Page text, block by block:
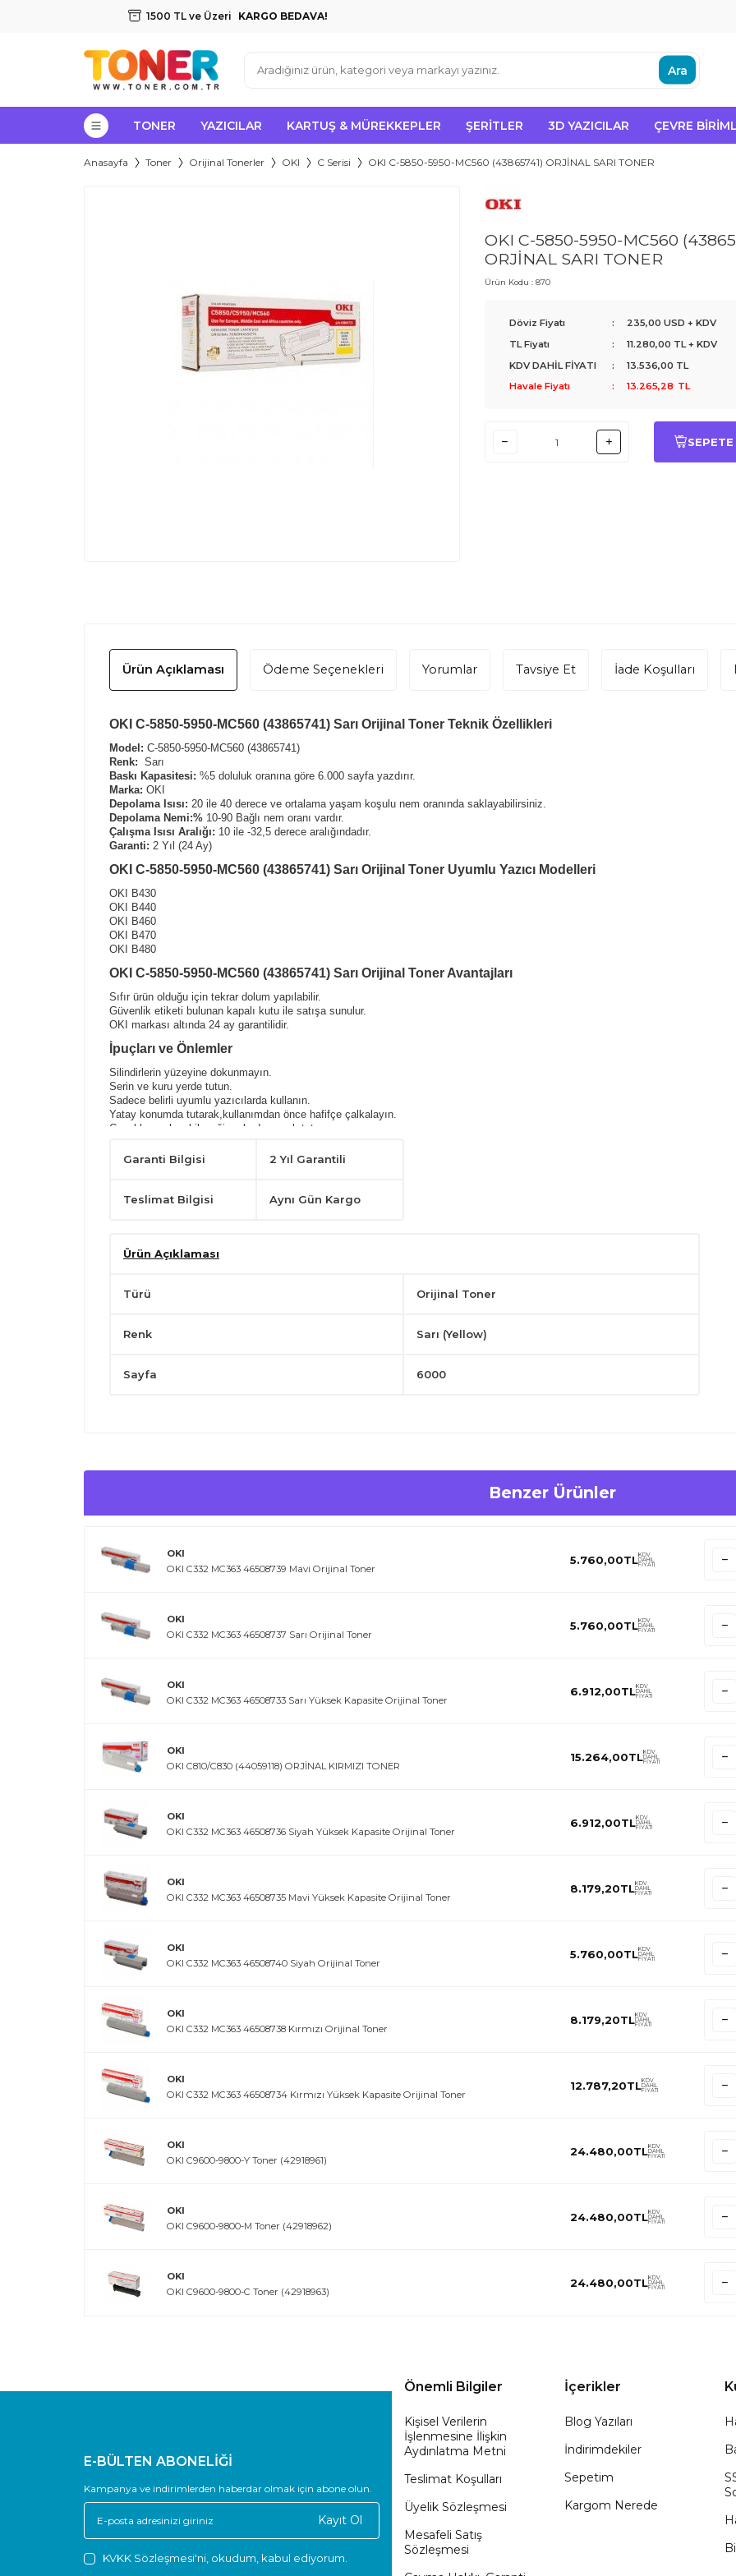
1500 TL ve Üzeri KARGO BEDAVA!
Ara
TONER YAZICILAR KARTUŞ & MÜREKKEPLER ŞERITLER 3D YAZICILAR ÇEVRE
Anasayfa Toner Orijinal Tonerler OKI C Serisi OKI C-5850-5950-MC560 (43865741) ORJİNAL SARI TONER
OKI C-5850-5950-MC560
ORJİNAL SARI TONER
Ürün Kodu : 870
Döviz Fiyatı :
235,00 USD + KDV
TL Fiyatı
: 11.280,00 TL + KDV
KDV DAHİL FİYATI
: 13.536,00 TL
Havale Fiyatı
: 13.265,28 TL
SEPETE
Ürün Açıklaması Ödeme Seçenekleri Yorumlar Tavsiye Et İade Koşulları
OKI C-5850-5950-MC560 (43865741) Sarı Orijinal Toner Teknik Özellikleri
Model: C-5850-5950-MC560 (43865741)
Renk: Sarı
Baskı Kapasitesi: %5 doluluk oranına göre 6.000 sayfa yazdırır.
Marka: OKI
Depolama Isısı: 20 ile 40 derece ve ortalama yaşam koşulu nem oranında saklayabilirsiniz.
Depolama Nemi:% 10-90 Bağlı nem oranı vardır.
Çalışma Isısı Aralığı: 10 ile -32,5 derece aralığındadır.
Garanti: 2 Yıl (24 Ay)
OKI C-5850-5950-MC560 (43865741) Sarı Orijinal Toner Uyumlu Yazıcı Modelleri
OKI B430
OKI B440
OKI B460
OKI B470
OKI B480
OKI C-5850-5950-MC560 (43865741) Sarı Orijinal Toner Avantajları
Sıfır ürün olduğu için tekrar dolum yapılabilir.
Güvenlik etiketi bulunan kapalı kutu ile satışa sunulur.
OKI markası altında 24 ay garantilidir.
İpuçları ve Önlemler
Silindirlerin yüzeyine dokunmayın.
Serin ve kuru yerde tutun.
Sadece belirli uyumlu yazıcılarda kullanın.
Yatay konumda tutarak,kullanımdan önce hafifçe çalkalayın.
Çocukların ulaşabileceği yerlerden uzak tutunuz.
Garanti Bilgisi 2 Yıl Garantili
Teslimat Bilgisi Aynı Gün Kargo
Ürün Açıklaması
Türü Orijinal Toner
Renk Sarı (Yellow)
Sayfa 6000
Benzer Ürünler
OKI
OKI C332 MC363 46508739 Mavi Orijinal Toner
5.760,00TLKDV
DAHİL
FİYATI
OKI
OKI C332 MC363 46508737 Sarı Orijinal Toner
5.760,00TLKDV
DAHİL
FİYATI
OKI
OKI C332 MC363 46508733 Sarı Yüksek Kapasite Orijinal Toner
6.912,00TLKDV
DAHİL
FİYATI
OKI
OKI C810/C830 (44059118) ORJİNAL KIRMIZI TONER
15.264,00TLKDV
DAHİL
FİYATI
OKI
OKI C332 MC363 46508736 Siyah Yüksek Kapasite Orijinal Toner
6.912,00TLKDV
DAHİL
FİYATI
OKI
OKI C332 MC363 46508735 Mavi Yüksek Kapasite Orijinal Toner
8.179,20TLKDV
DAHİL
FİYATI
OKI
OKI C332 MC363 46508740 Siyah Orijinal Toner
5.760,00TLKDV
DAHİL
FİYATI
OKI
OKI C332 MC363 46508738 Kırmızı Orijinal Toner
8.179,20TLKDV
DAHİL
FİYATI
OKI
OKI C332 MC363 46508734 Kırmızı Yüksek Kapasite Orijinal Toner
12.787,20TLKDV
DAHİL
FİYATI
OKI
OKI C9600-9800-Y Toner (42918961)
24.480,00TLKDV
DAHİL
FİYATI
OKI
OKI C9600-9800-M Toner (42918962)
24.480,00TLKDV
DAHİL
FİYATI
OKI
OKI C9600-9800-C Toner (42918963)
24.480,00TLKDV
DAHİL
FİYATI
E-BÜLTEN ABONELİĞİ
Kampanya ve indirimlerden haberdar olmak için abone olun.
Kayıt Ol
KVKK Sözleşmesi'ni , okudum, kabul ediyorum.
Önemli Bilgiler
Kişisel Verilerin
İşlenmesine İlişkin
Aydınlatma Metni
Teslimat Koşulları
Üyelik Sözleşmesi
Mesafeli Satış
Sözleşmesi
İçerikler
Blog Yazıları
İndirimdekiler
Sepetim
Kargom Nerede